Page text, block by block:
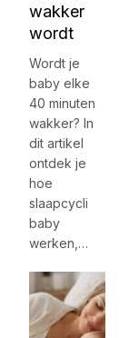
wakker
wordt
Wordt je
baby elke
40 minuten
wakker? In
dit artikel
ontdek je
hoe
slaapcycli
baby
werken,…